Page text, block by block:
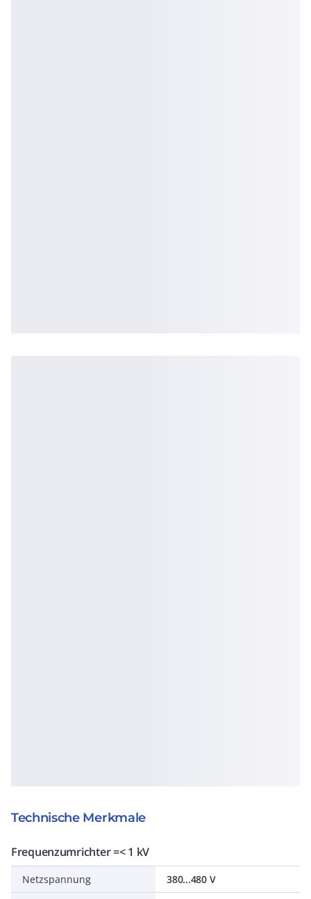
Technische Merkmale
Frequenzumrichter =< 1 kV
Netzspannung 380...480 V